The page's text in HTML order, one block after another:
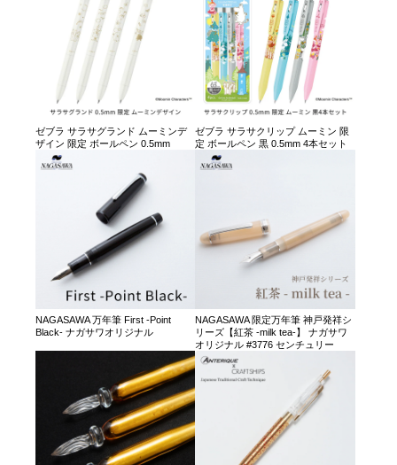
ゼブラ サラサグランド ムーミンデ
ザイン 限定 ボールペン 0.5mm
ゼブラ サラサクリップ ムーミン 限
定 ボールペン 黒 0.5mm 4本セット
NAGASAWA 万年筆 First -Point
Black- ナガサワオリジナル
NAGASAWA 限定万年筆 神戸発祥シ
リーズ【紅茶 -milk tea-】 ナガサワ
オリジナル #3776 センチュリー